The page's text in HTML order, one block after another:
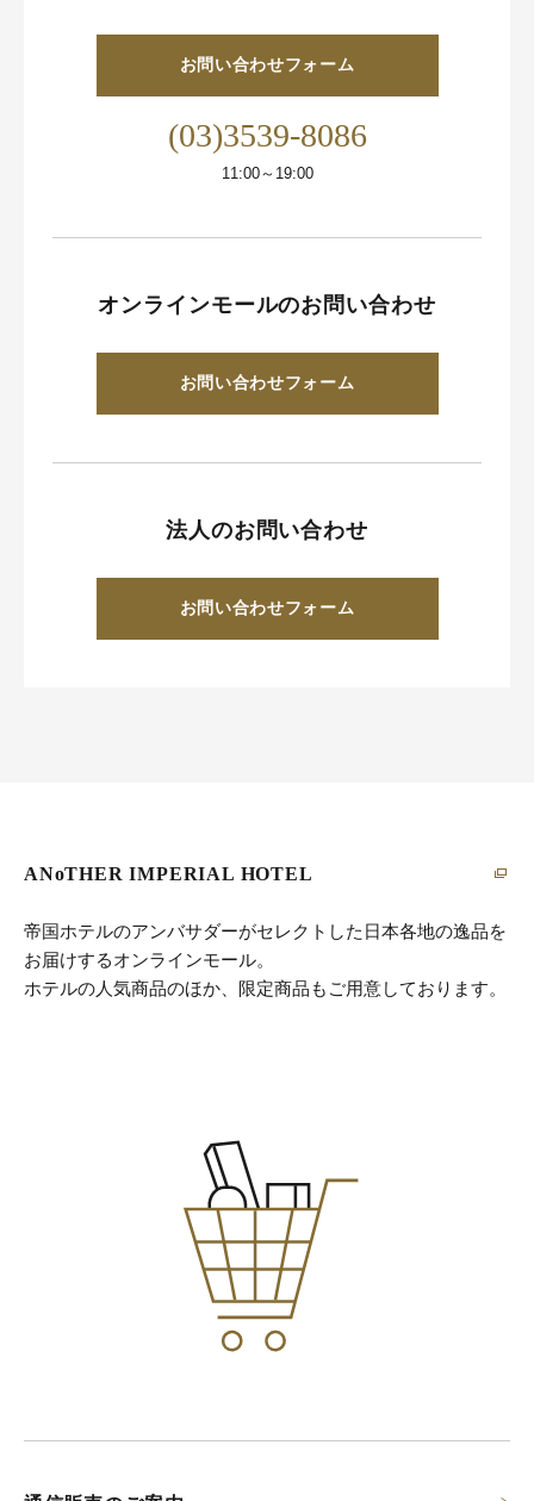
お問い合わせフォーム
(03)3539-8086
11:00～19:00
オンラインモールのお問い合わせ
お問い合わせフォーム
法人のお問い合わせ
お問い合わせフォーム
ANoTHER IMPERIAL HOTEL
帝国ホテルのアンバサダーがセレクトした日本各地の逸品を
お届けするオンラインモール。
ホテルの人気商品のほか、限定商品もご用意しております。